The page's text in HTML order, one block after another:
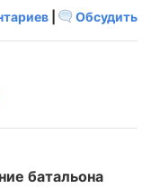
Обсудить
батальона